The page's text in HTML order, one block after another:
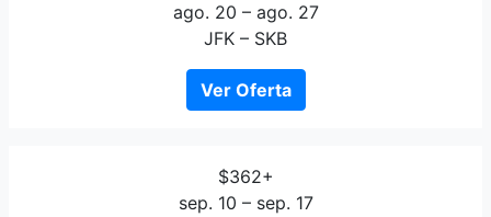
ago. 20 – ago. 27
JFK – SKB
Ver Oferta
$362+
sep. 10 – sep. 17